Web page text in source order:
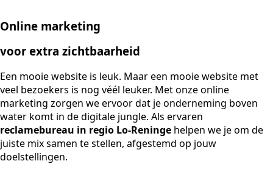
Online marketing
voor extra zichtbaarheid
Een mooie website is leuk. Maar een mooie website met
veel bezoekers is nog véél leuker. Met onze online
marketing zorgen we ervoor dat je onderneming boven
water komt in de digitale jungle. Als ervaren
reclamebureau in regio Lo-Reninge helpen we je om de
juiste mix samen te stellen, afgestemd op jouw
doelstellingen.